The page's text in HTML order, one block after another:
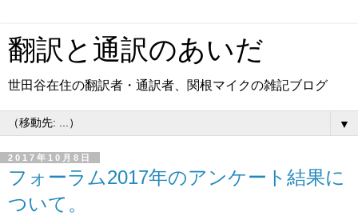
翻訳と通訳のあいだ
世田谷在住の翻訳者・通訳者、関根マイクの雑記ブログ
▼
2017年10月8日
フォーラム2017年のアンケート結果に
ついて。